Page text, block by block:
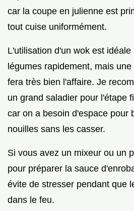
car la coupe en julienne est
tout cuise uniformément.
L'utilisation d'un wok est
légumes rapidement, mais
fera très bien l'affaire. Je
un grand saladier pour l'étape
car on a besoin d'espace pour
nouilles sans les casser.
Si vous avez un mixeur ou un
pour préparer la sauce
évite de stresser pendant que
dans le feu.